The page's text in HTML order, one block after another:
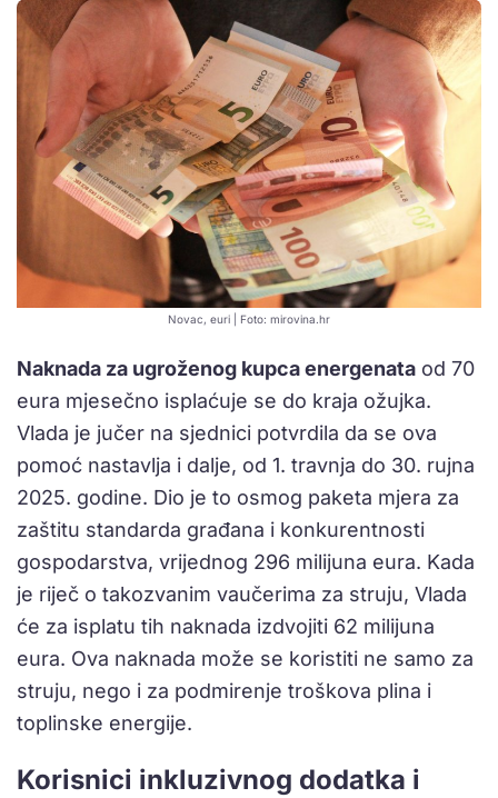
Novac, euri | Foto: mirovina.hr
Naknada za ugroženog kupca energenata od 70
eura mjesečno isplaćuje se do kraja ožujka.
Vlada je jučer na sjednici potvrdila da se ova
pomoć nastavlja i dalje, od 1. travnja do 30. rujna
2025. godine. Dio je to osmog paketa mjera za
zaštitu standarda građana i konkurentnosti
gospodarstva, vrijednog 296 milijuna eura. Kada
je riječ o takozvanim vaučerima za struju, Vlada
će za isplatu tih naknada izdvojiti 62 milijuna
eura. Ova naknada može se koristiti ne samo za
struju, nego i za podmirenje troškova plina i
toplinske energije.
Korisnici inkluzivnog dodatka i